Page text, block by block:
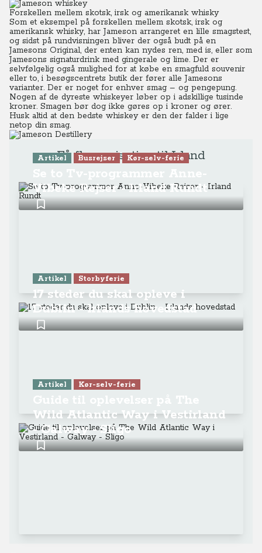
Forskellen mellem skotsk, irsk og amerikansk whisky
Som et eksempel på forskellen mellem skotsk, irsk og
amerikansk whisky, har Jameson arrangeret en lille smagstest,
og sidst på rundvisningen bliver der også budt på en
Jamesons Original, der enten kan nydes ren, med is, eller som
Jamesons signaturdrink med gingerale og lime. Der er
selvfølgelig også mulighed for at købe en smagfuld souvenir
eller to, i besøgscentrets butik der fører alle Jamesons
varianter. Der er noget for enhver smag – og pengepung.
Nogen af de dyreste whiskeyer løber op i adskillige tusinde
kroner. Smagen bør dog ikke gøres op i kroner og ører.
Husk altid at den bedste whiskey er den der falder i lige
netop din smag.
Få flere rejsetips til Irland
Artikel Busrejser Kør-selv-ferie
Vibeke Rejser - Irland Rundt
Artikel Storbyferie
17 steder du skal opleve i
Dublin - Irlands hovedstad
Artikel Kør-selv-ferie
Wild Atlantic Way i Vestirland
- Galway - Sligo